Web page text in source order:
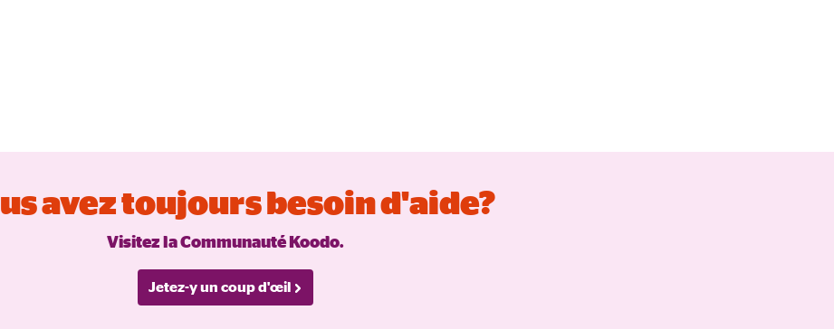
avez toujours besoin d'aide?
Visitez la Communauté Koodo.
Jetez-y un coup d'œil